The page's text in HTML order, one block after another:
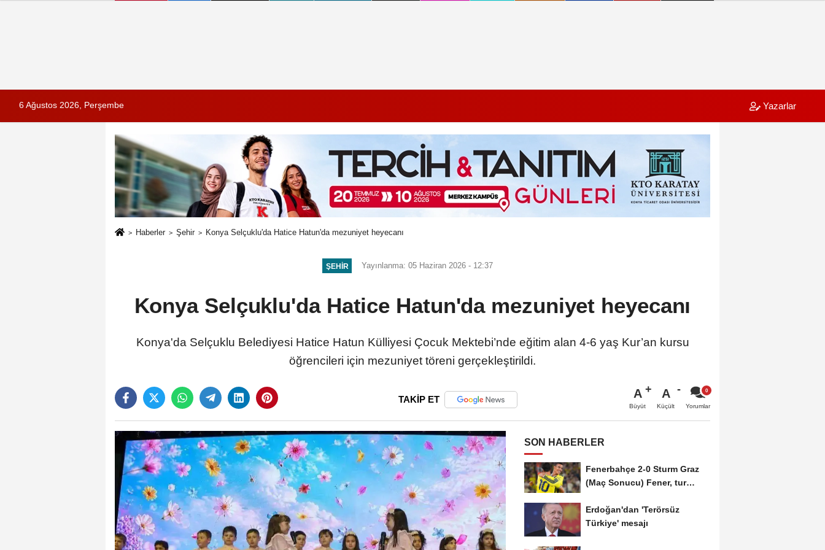
6 Ağustos 2026, Perşembe Yazarlar
Haberler Şehir Konya Selçuklu'da Hatice Hatun'da mezuniyet heyecanı
ŞEHIR Yayınlanma: 05 Haziran 2026 - 12:37
Konya Selçuklu'da Hatice Hatun'da mezuniyet heyecanı
Konya'da Selçuklu Belediyesi Hatice Hatun Külliyesi Çocuk Mektebi’nde eğitim alan 4-6 yaş Kur’an kursu
öğrencileri için mezuniyet töreni gerçekleştirildi.
TAKİP ET A
Büyüt
A
Küçült Yorumlar
SON HABERLER
Fenerbahçe 2-0 Sturm Graz
(Maç Sonucu) Fener, tur
Erdoğan'dan 'Terörsüz
Türkiye' mesajı